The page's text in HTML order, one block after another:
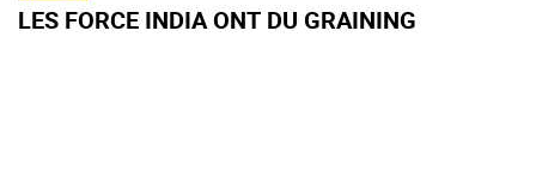
LES FORCE INDIA ONT DU GRAINING